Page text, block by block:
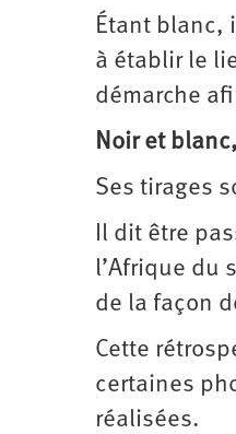
Étant blanc,
à établir le
démarche
Noir et
Ses tirages
Il dit être
l’Afrique du
de la façon
Cette
certaines
réalisées.